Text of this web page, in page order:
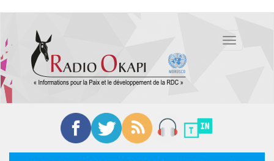
contenu
principal
Toggle